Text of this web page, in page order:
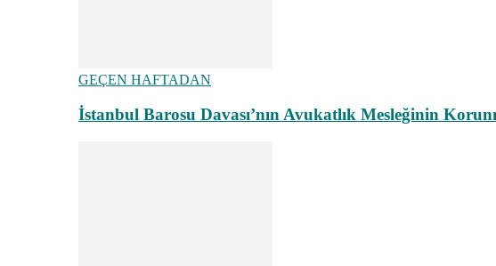
GEÇEN HAFTADAN
İstanbul Barosu Davası’nın Avukatlık Mesleğinin